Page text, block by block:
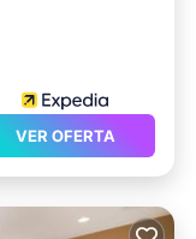
VER OFERTA